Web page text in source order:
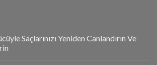
Saçlarınızı Yeniden Canlandırın Ve